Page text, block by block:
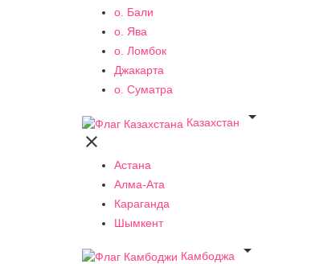
о. Бали
о. Ява
о. Ломбок
Джакарта
о. Суматра
Казахстан


Астана
Алма-Ата
Караганда
Шымкент
Камбоджа
